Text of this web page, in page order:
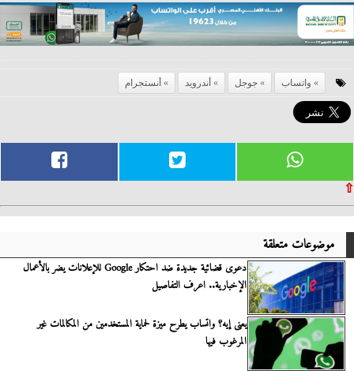
واتساب جوجل أندرويد أنستجرام
⇧
موضوعات متعلقة
دعوى قضائية جديدة ضد احتكار Google للإعلانات يضر بالأعمال
الإخبارية.. اعرف التفاصيل
يعنى إيه؟ واتساب يطرح ميزة لحماية المستخدمين من المكالمات غير
المرغوب فيها